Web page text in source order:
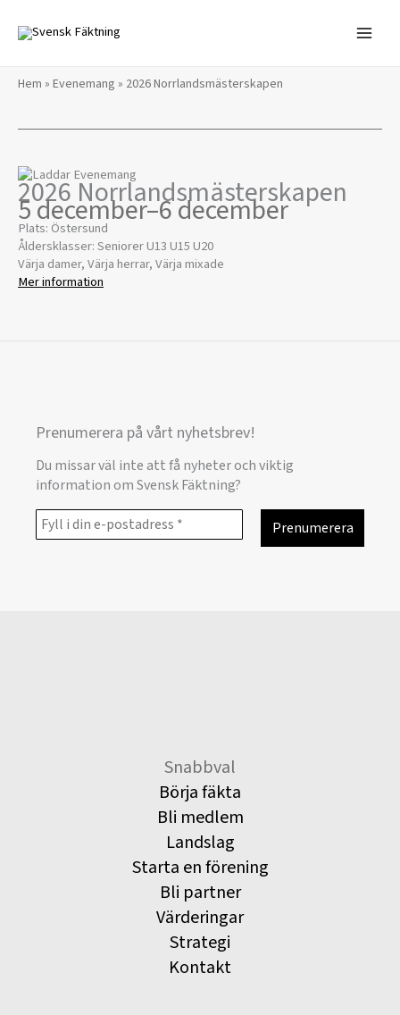
innehåll
Hem » Evenemang » 2026 Norrlandsmästerskapen
2026 Norrlandsmästerskapen
5 december–6 december
Plats: Östersund
Åldersklasser: Seniorer U13 U15 U20
Värja damer, Värja herrar, Värja mixade
Mer information
Prenumerera på vårt nyhetsbrev!
Du missar väl inte att få nyheter och viktig
information om Svensk Fäktning?
Snabbval
Börja fäkta
Bli medlem
Landslag
Starta en förening
Bli partner
Värderingar
Strategi
Kontakt